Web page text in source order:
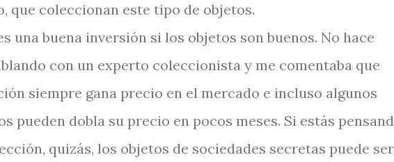
que coleccionan este tipo de objetos.
una buena inversión si los objetos son buenos. No hace
con un experto coleccionista y me comentaba que
siempre gana precio en el mercado e incluso algunos
pueden dobla su precio en pocos meses. Si estás
quizás, los objetos de sociedades secretas puede ser